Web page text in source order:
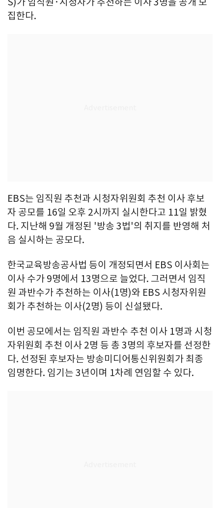
집한다.
EBS는 임직원 추천과 시청자위원회 추천 이사 후보
자 공모를 16일 오후 2시까지 실시한다고 11일 밝혔
다. 지난해 9월 개정된 '방송 3법'의 취지를 반영해 처
음 실시하는 공모다.
한국교육방송공사법 등이 개정되면서 EBS 이사회는
이사 수가 9명에서 13명으로 늘었다. 그러면서 임직
원 과반수가 추천하는 이사(1명)와 EBS 시청자위원
회가 추천하는 이사(2명) 등이 신설됐다.
이번 공모에서는 임직원 과반수 추천 이사 1명과 시청
자위원회 추천 이사 2명 등 총 3명의 후보자를 선정한
다. 선정된 후보자는 방송미디어통신위원회가 최종
임명한다. 임기는 3년이며 1차례 연임할 수 있다.